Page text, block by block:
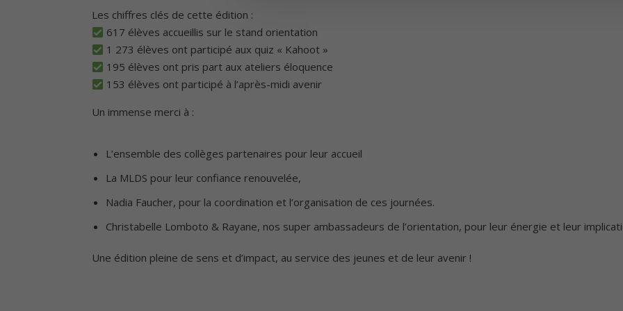
Les chiffres clés de cette édition :
617 élèves accueillis sur le stand orientation
1 273 élèves ont participé aux quiz « Kahoot »
195 élèves ont pris part aux ateliers éloquence
153 élèves ont participé à l’après-midi avenir
Un immense merci à :
⁠L’ensemble des collèges partenaires pour leur accueil
La MLDS pour leur confiance renouvelée,
⁠Nadia Faucher, pour la coordination et l’organisation de ces journées.
Christabelle Lomboto & Rayane, nos super ambassadeurs de l’orientation, pour leur énergie et leur
Une édition pleine de sens et d’impact, au service des jeunes et de leur avenir !